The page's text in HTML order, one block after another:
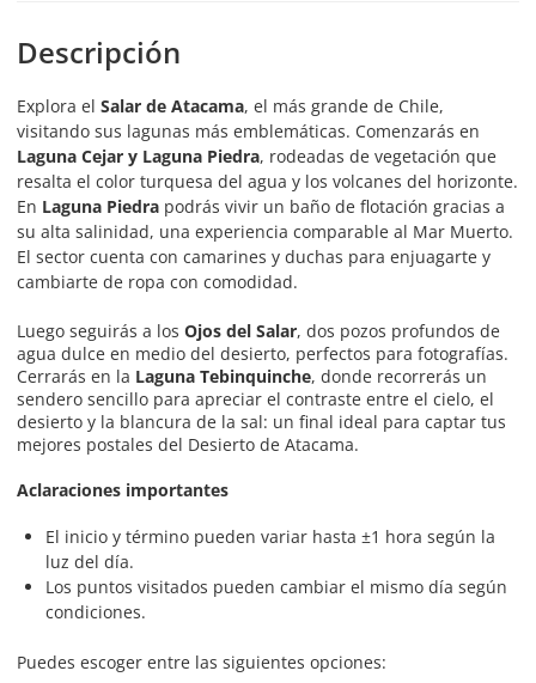
Descripción
Explora el Salar de Atacama, el más grande de Chile,
visitando sus lagunas más emblemáticas. Comenzarás en
Laguna Cejar y Laguna Piedra, rodeadas de vegetación que
resalta el color turquesa del agua y los volcanes del horizonte.
En Laguna Piedra podrás vivir un baño de flotación gracias a
su alta salinidad, una experiencia comparable al Mar Muerto.
El sector cuenta con camarines y duchas para enjuagarte y
cambiarte de ropa con comodidad.
Luego seguirás a los Ojos del Salar, dos pozos profundos de
agua dulce en medio del desierto, perfectos para fotografías.
Cerrarás en la Laguna Tebinquinche, donde recorrerás un
sendero sencillo para apreciar el contraste entre el cielo, el
desierto y la blancura de la sal: un final ideal para captar tus
mejores postales del Desierto de Atacama.
Aclaraciones importantes
El inicio y término pueden variar hasta ±1 hora según la
luz del día.
Los puntos visitados pueden cambiar el mismo día según
condiciones.
Puedes escoger entre las siguientes opciones: